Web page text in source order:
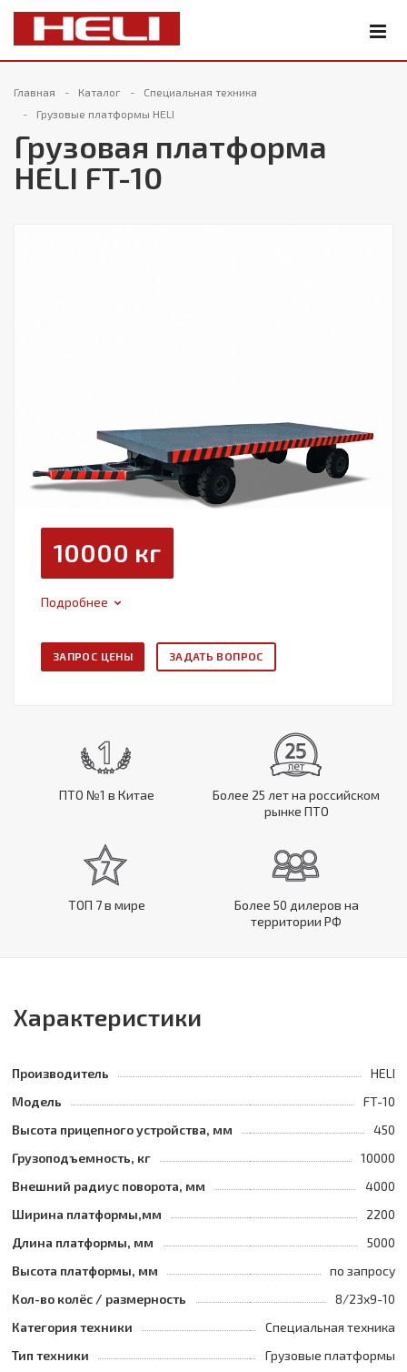
Главная Каталог
Специальная техника
Грузовые платформы HELI
Грузовая платформа
HELI FT-10
10000 кг
Подробнее
ЗАПРОС ЦЕНЫ ЗАДАТЬ ВОПРОС
ПТО №1 в Китае
Более 25 лет на российском
рынке ПТО
ТОП 7 в мире
Более 50 дилеров на
территории РФ
Характеристики
Производитель
HELI
Модель
FT-10
Высота прицепного устройства, мм
450
Грузоподъемность, кг
10000
Внешний радиус поворота, мм
4000
Ширина платформы,мм
2200
Длина платформы, мм
5000
Высота платформы, мм
по запросу
Кол-во колёс / размерность
8/23x9-10
Категория техники
Специальная техника
Тип техники
Грузовые платформы